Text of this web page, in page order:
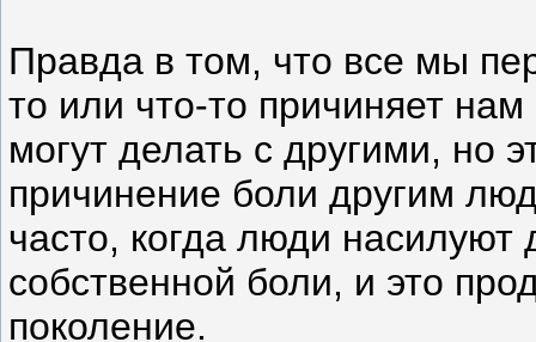
Правда в том, что все мы
то или что-то причиняет
могут делать с другими, но
причинение боли другим
часто, когда люди насилуют
собственной боли, и это
поколение.